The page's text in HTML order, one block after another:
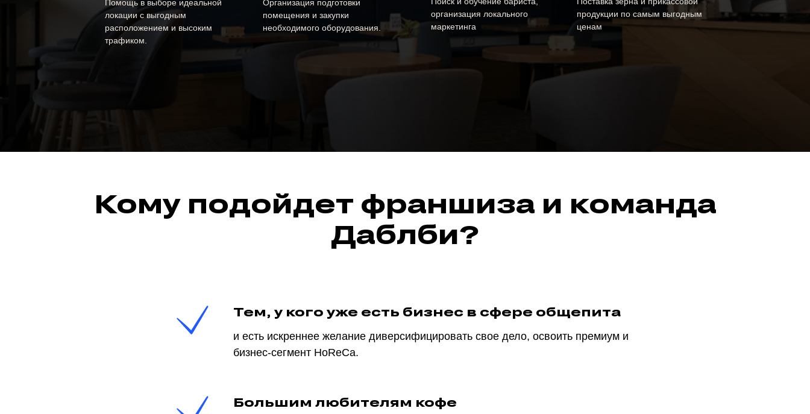
Помощь в выборе идеальной
локации с выгодным
расположением и высоким
трафиком.
Организация подготовки
помещения и закупки
необходимого оборудования.
продукции по самым выгодным
ценам
организация локального
маркетинга
Кому подойдет франшиза и команда
Даблби?
Тем, у кого уже есть бизнес в сфере общепита
и есть искреннее желание диверсифицировать свое дело, освоить премиум и
бизнес-сегмент HoReCa.
Большим любителям кофе